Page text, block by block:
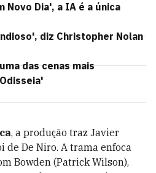
Novo Dia', a IA é a única
diz Christopher Nolan
das cenas mais
, a produção traz Javier
de De Niro. A trama enfoca
Bowden (Patrick Wilson),